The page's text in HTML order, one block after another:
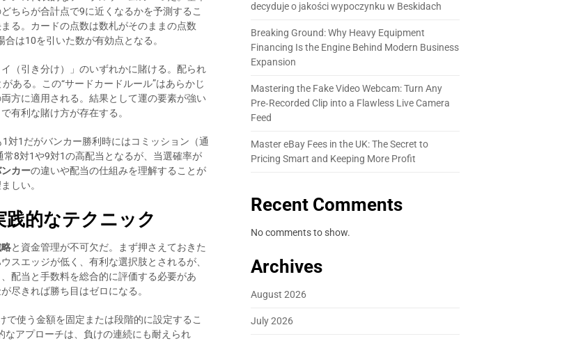
ちらが合計点で9に近くなるかを予測するこ
る。カードの点数は数札がそのままの点数
は10を引いた数が有効点となる。
（引き分け）」のいずれかに賭ける。配られ
ある。この“サードカードルール”はあらかじ
方に適用される。結果として運の要素が強い
有利な賭け方が存在する。
対1だがバンカー勝利時にはコミッション（通
8対1や9対1の高配当となるが、当選確率が
カーの違いや配当の仕組みを理解することが
しい。
的なテクニック
と資金管理が不可欠だ。まず押さえておきた
スエッジが低く、有利な選択肢とされるが、
配当と手数料を総合的に評価する必要があ
尽きれば勝ち目はゼロになる。
使う金額を固定または段階的に設定するこ
なアプローチは、負けの連続にも耐えられ
decyduje o jakości wypoczynku w Beskidach
Breaking Ground: Why Heavy Equipment
Financing Is the Engine Behind Modern Business
Expansion
Mastering the Fake Video Webcam: Turn Any
Pre‑Recorded Clip into a Flawless Live Camera
Feed
Master eBay Fees in the UK: The Secret to
Pricing Smart and Keeping More Profit
Recent Comments
No comments to show.
Archives
August 2026
July 2026